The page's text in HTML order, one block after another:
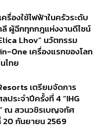
รื่องใช้ไฟฟ้าในครัวระดับ
ผู้ฉีกทุกกฎแห่งงานดีไซน์
Lhov” นวัตกรรม
One เครื่องแรกของโลก
ไทย
เตรียมจัดการ
ประจำปีครั้งที่ 4 “IHG
ณ สวนวชิรเบญจทัศ
20 กันยายน 2569